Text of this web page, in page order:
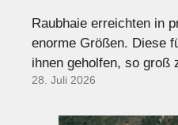
Raubhaie erreichten in
enorme Größen. Diese
ihnen geholfen, so groß
28. Juli 2026